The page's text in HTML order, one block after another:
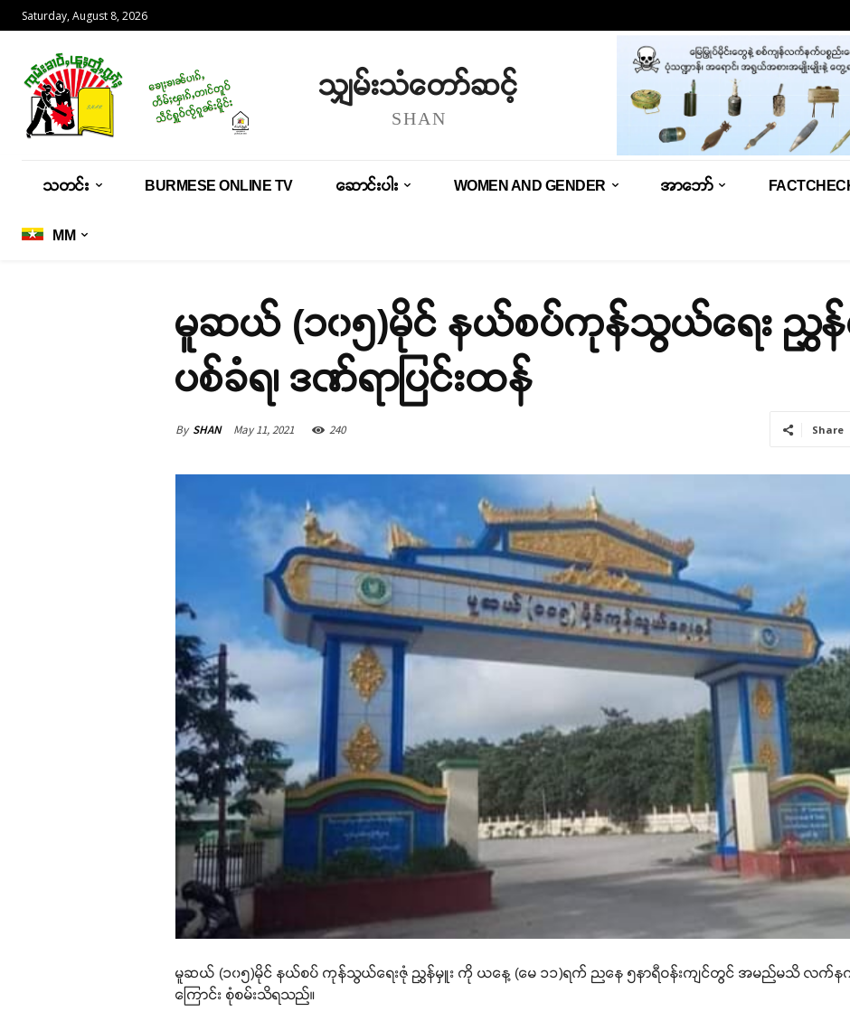
Saturday, August 8, 2026
သျှမ်းသံတော်ဆင့်
SHAN
သတင်း BURMESE ONLINE TV ဆောင်းပါး WOMEN AND GENDER အာဘော်
MM
မူဆယ် (၁၀၅)မိုင် နယ်စပ်ကုန်သွယ်ရေး ညွှ
ပစ်ခံရ၊ ဒဏ်ရာပြင်းထန်
By SHAN May 11, 2021 240 Share
မူဆယ် (၁၀၅)မိုင် နယ်စပ် ကုန်သွယ်ရေးဇုံ ညွှန်မှူး ကို ယနေ့ (မေ ၁၁)ရက် ညနေ ၅နာရီဝန်းကျင်တွင် အမည်မသိ လက်န
ကြောင်း စုံစမ်းသိရသည်။